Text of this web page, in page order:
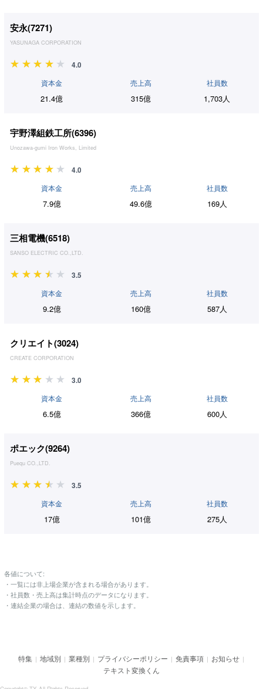
安永(7271)
YASUNAGA CORPORATION
4.0
資本金
21.4億
売上高
315億
社員数
1,703人
宇野澤組鉄工所(6396)
Unozawa-gumi Iron Works, Limited
4.0
資本金
7.9億
売上高
49.6億
社員数
169人
三相電機(6518)
SANSO ELECTRIC CO.,LTD.
3.5
資本金
9.2億
売上高
160億
社員数
587人
クリエイト(3024)
CREATE CORPORATION
3.0
資本金
6.5億
売上高
366億
社員数
600人
ポエック(9264)
Puequ CO.,LTD.
3.5
資本金
17億
売上高
101億
社員数
275人
各値について:
・一覧には非上場企業が含まれる場合があります。
・社員数・売上高は集計時点のデータになります。
・連結企業の場合は、連結の数値を示します。
特集 | 地域別 | 業種別 | プライバシーポリシー | 免責事項 | お知らせ |
テキスト変換くん